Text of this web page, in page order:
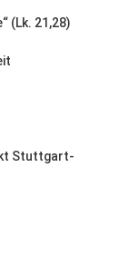
(Lk. 21,28)
Stuttgart-